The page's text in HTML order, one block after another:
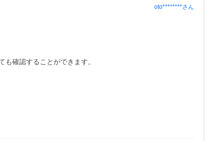
oto********さん
確認することができます。